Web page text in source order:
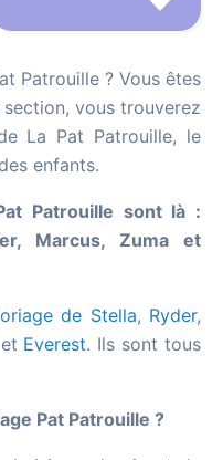
Patrouille ? Vous êtes
vous trouverez
La Pat Patrouille, le
enfants.
Patrouille sont là :
Marcus, Zuma et
de Stella, Ryder,
et Everest. Ils sont tous
Pat Patrouille ?